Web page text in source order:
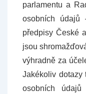
parlamentu a
osobních údajů
předpisy České
jsou
výhradně za
Jakékoliv dotazy
osobních